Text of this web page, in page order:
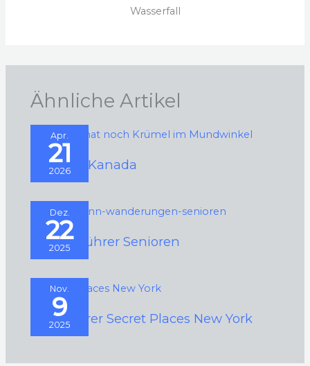
Wasserfall
Ähnliche Artikel
Apr.
21
2026
Bären in Kanada
Dez.
22
2025
Wanderführer Senioren
Nov.
9
2025
Reiseführer Secret Places New York